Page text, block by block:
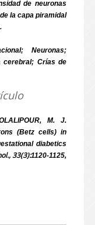
de neuronas
la capa piramidal
Neuronas;
cerebral; Crías de
M. J.
(Betz cells) in
diabetics
33(3):1120-1125,